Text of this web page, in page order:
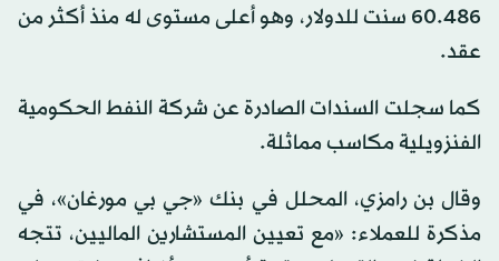
60.486 سنت للدولار، وهو أعلى مستوى له منذ أكثر من
عقد.
كما سجلت السندات الصادرة عن شركة النفط الحكومية
الفنزويلية مكاسب مماثلة.
وقال بن رامزي، المحلل في بنك «جي بي مورغان»، في
مذكرة للعملاء: «مع تعيين المستشارين الماليين، تتجه